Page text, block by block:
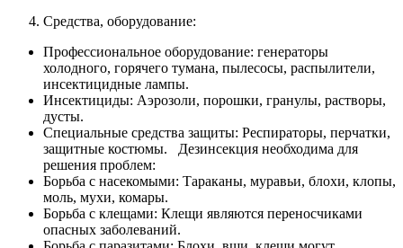
Средства, оборудование:
Профессиональное оборудование: генераторы
холодного, горячего тумана, пылесосы, распылители,
инсектицидные лампы.
Инсектициды: Аэрозоли, порошки, гранулы, растворы,
дусты.
Специальные средства защиты: Респираторы, перчатки,
защитные костюмы. Дезинсекция необходима для
решения проблем:
Борьба с насекомыми: Тараканы, муравьи, блохи, клопы,
моль, мухи, комары.
Борьба с клещами: Клещи являются переносчиками
опасных заболеваний.